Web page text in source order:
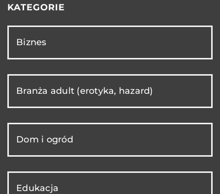
KATEGORIE
Biznes
Branża adult (erotyka, hazard)
Dom i ogród
Edukacja